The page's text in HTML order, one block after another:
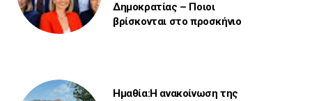
Δημοκρατίας – Ποιοι
βρίσκονται στο προσκήνιο
Ημαθία:Η ανακοίνωση της